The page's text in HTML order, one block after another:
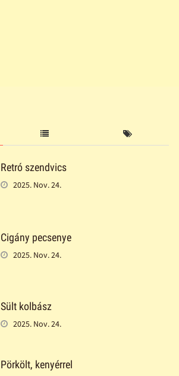
Retró szendvics
2025. Nov. 24.
Cigány pecsenye
2025. Nov. 24.
Sült kolbász
2025. Nov. 24.
Pörkölt, kenyérrel